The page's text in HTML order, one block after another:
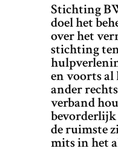
Stichting
doel het
over het
stichting
en voorts al
ander
verband
de ruimste
mits in het